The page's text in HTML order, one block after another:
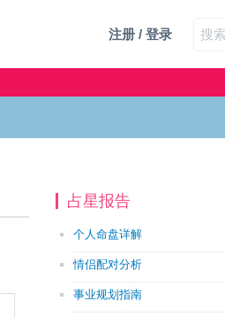
注册 / 登录
占星报告
个人命盘详解
情侣配对分析
事业规划指南